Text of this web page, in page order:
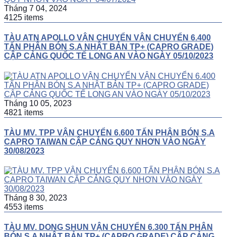
Tháng 7 04, 2024
4125 items
TÀU ATN APOLLO VẬN CHUYỂN VẬN CHUYỂN 6.400
TẤN PHÂN BÓN S.A NHẬT BẢN TP+ (CAPRO GRADE)
CẬP CẢNG QUỐC TẾ LONG AN VÀO NGÀY 05/10/2023
Tháng 10 05, 2023
4821 items
TÀU MV. TPP VẬN CHUYỂN 6.600 TẤN PHÂN BÓN S.A
CAPRO TAIWAN CẬP CẢNG QUY NHƠN VÀO NGÀY
30/08/2023
Tháng 8 30, 2023
4553 items
TÀU MV. DONG SHUN VẬN CHUYỂN 6.300 TẤN PHÂN